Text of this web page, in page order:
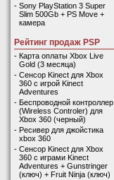
- Sony PlayStation 3 Super
Slim 500Gb + PS Move +
камера
Рейтинг продаж PSP
- Карта оплаты Xbox Live
Gold (3 месяца)
- Сенсор Kinect для Xbox
360 с игрой Kinect
Adventures
- Беспроводной контроллер
(Wireless Controler) для
Xbox 360 (черный)
- Ресивер для джойстика
xbox 360
- Сенсор Kinect для Xbox
360 с играми Kinect
Adventures + Gunstringer
(ключ) + Fruit Ninja (ключ)